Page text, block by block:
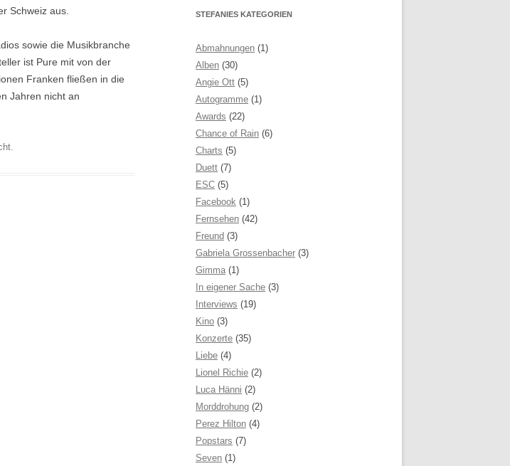
Schweiz aus.
sowie die Musikbranche
ist Pure mit von der
Franken fließen in die
Jahren nicht an
STEFANIES KATEGORIEN
Abmahnungen (1)
Alben (30)
Angie Ott (5)
Autogramme (1)
Awards (22)
Chance of Rain (6)
Charts (5)
Duett (7)
ESC (5)
Facebook (1)
Fernsehen (42)
Freund (3)
Gabriela Grossenbacher (3)
Gimma (1)
In eigener Sache (3)
Interviews (19)
Kino (3)
Konzerte (35)
Liebe (4)
Lionel Richie (2)
Luca Hänni (2)
Morddrohung (2)
Perez Hilton (4)
Popstars (7)
Seven (1)